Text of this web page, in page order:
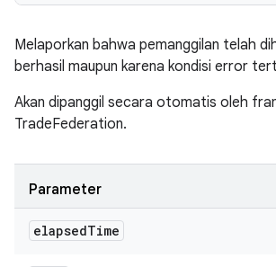
Melaporkan bahwa pemanggilan telah
berhasil maupun karena kondisi error
Akan dipanggil secara otomatis oleh
TradeFederation.
Parameter
elapsedTime